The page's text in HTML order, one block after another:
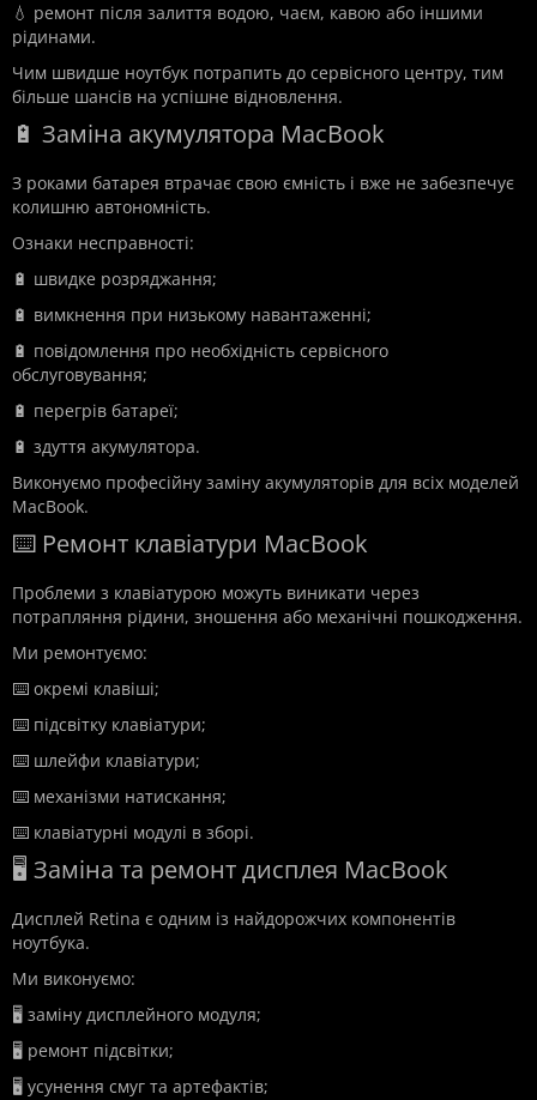
💧 ремонт після залиття водою, чаєм, кавою або іншими
рідинами.
Чим швидше ноутбук потрапить до сервісного центру, тим
більше шансів на успішне відновлення.
🔋 Заміна акумулятора MacBook
З роками батарея втрачає свою ємність і вже не забезпечує
колишню автономність.
Ознаки несправності:
🔋 швидке розряджання;
🔋 вимкнення при низькому навантаженні;
🔋 повідомлення про необхідність сервісного
обслуговування;
🔋 перегрів батареї;
🔋 здуття акумулятора.
Виконуємо професійну заміну акумуляторів для всіх моделей
MacBook.
⌨️ Ремонт клавіатури MacBook
Проблеми з клавіатурою можуть виникати через
потрапляння рідини, зношення або механічні пошкодження.
Ми ремонтуємо:
⌨️ окремі клавіші;
⌨️ підсвітку клавіатури;
⌨️ шлейфи клавіатури;
⌨️ механізми натискання;
⌨️ клавіатурні модулі в зборі.
🖥️ Заміна та ремонт дисплея MacBook
Дисплей Retina є одним із найдорожчих компонентів
ноутбука.
Ми виконуємо:
🖥️ заміну дисплейного модуля;
🖥️ ремонт підсвітки;
🖥️ усунення смуг та артефактів;